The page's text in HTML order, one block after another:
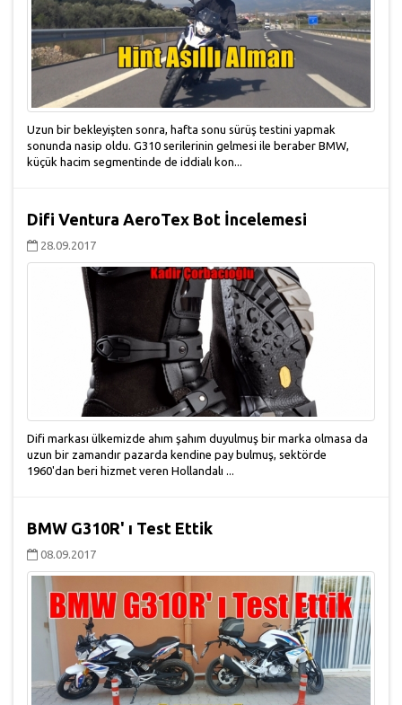
Uzun bir bekleyişten sonra, hafta sonu sürüş testini yapmak
sonunda nasip oldu. G310 serilerinin gelmesi ile beraber BMW,
küçük hacim segmentinde de iddialı kon...
Difi Ventura AeroTex Bot İncelemesi
28.09.2017
Difi markası ülkemizde ahım şahım duyulmuş bir marka olmasa da
uzun bir zamandır pazarda kendine pay bulmuş, sektörde
1960'dan beri hizmet veren Hollandalı ...
BMW G310R' ı Test Ettik
08.09.2017